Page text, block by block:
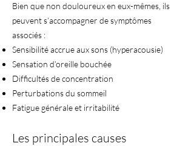
Bien que non douloureux en eux-mêmes, ils
peuvent s’accompagner de symptômes
associés :
Sensibilité accrue aux sons (hyperacousie)
Sensation d’oreille bouchée
Difficultés de concentration
Perturbations du sommeil
Fatigue générale et irritabilité
Les principales causes